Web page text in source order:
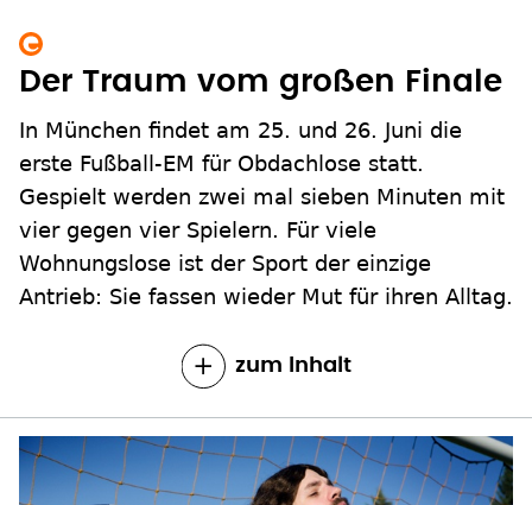
Der Traum vom großen Finale
In München findet am 25. und 26. Juni die
erste Fußball-EM für Obdachlose statt.
Gespielt werden zwei mal sieben Minuten mit
vier gegen vier Spielern. Für viele
Wohnungslose ist der Sport der einzige
Antrieb: Sie fassen wieder Mut für ihren Alltag.
zum Inhalt